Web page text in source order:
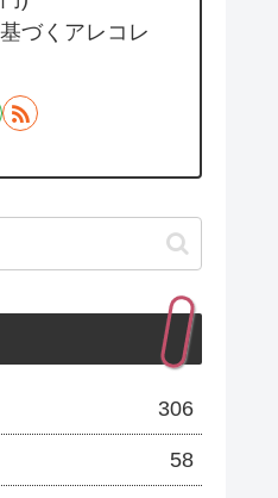
づくアレコレ
306
58